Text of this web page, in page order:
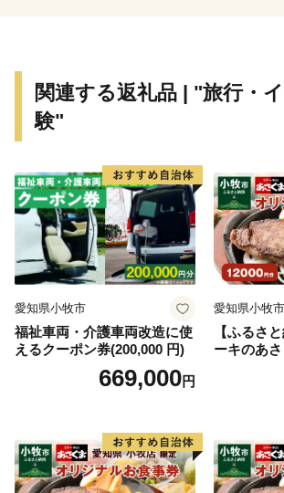
【寄付に関する注意事項】
◆同一年内で複数回の寄附を行った場合
お礼品を受け取ることができます。受
はありません。
◆お礼品のお届けは寄附金の納付確定後
通じて事業者へ発注いたします。お届
品のページにてご確認ください。
※日時指定や発送時期を早める等の個別
ねます。
◆受け取りができず返送となったお礼品
度の送付をいたしかねます。
◆ワンストップ希望有無に関わらず 全
金受領証明書（圧着ハガキ）のみ」送付
※ワンストップ特例制度の適用を希望さ
関連する返礼品 | "旅行・
験"
愛知県小牧市
福祉車両・介護車両改造に使
えるクーポン券(200,000 円)
669,000円
愛知県小牧市
【ふるさ
ーキのあ
お食事券
ニュー 好
県 小牧店
料無料